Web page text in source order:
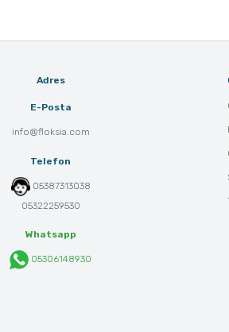
Adres
E-Posta
info@floksia.com
Telefon
05387313038
05322259530
Whatsapp
05306148930